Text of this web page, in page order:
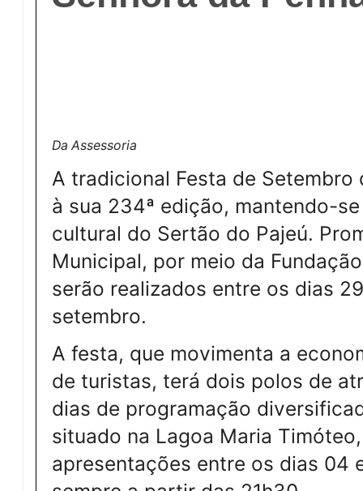
Da Assessoria
A tradicional Festa de Setembro
à sua 234ª edição, mantendo-
cultural do Sertão do Pajeú.
Municipal, por meio da
serão realizados entre os dias
setembro.
A festa, que movimenta a
de turistas, terá dois polos de
dias de programação
situado na Lagoa Maria
apresentações entre os dias 04